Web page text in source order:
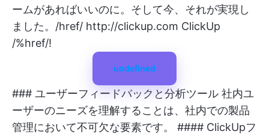
ームがあればいいのに。そして今、それが実現し
ました。/href/ http://clickup.com ClickUp
/%href/!
undefined
### ユーザーフィードバックと分析ツール 社内ユ
ーザーのニーズを理解することは、社内での製品
管理において不可欠な要素です。 #### ClickUpフ